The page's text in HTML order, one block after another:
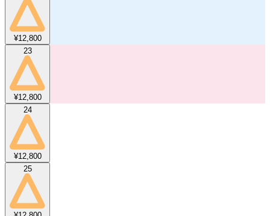
¥12,800
23
¥12,800
24
¥12,800
25